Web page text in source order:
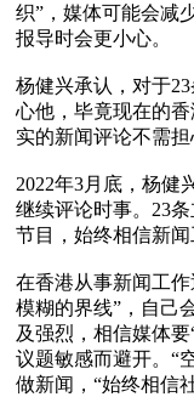
织”，媒体可能会减
报导时会更小心。
杨健兴承认，对于
心他，毕竟现在的
实的新闻评论不需
2022年3月底，杨健
继续评论时事。23
节目，始终相信新闻
在香港从事新闻工
模糊的界线”，自己
及强烈，相信媒体
议题敏感而避开。“
做新闻，“始终相信